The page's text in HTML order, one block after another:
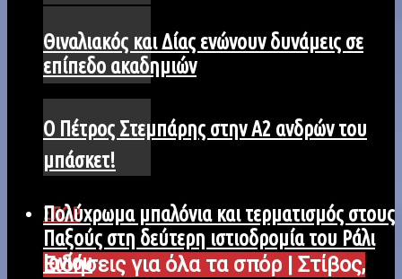
Ο Πέτρος Στεμπάρης στην Α2 ανδρών του
μπάσκετ!
ΣΠΟΡ
Ειδήσεις για όλα τα σπόρ | Στίβος,
Θιναλιακός και Δίας ενώνουν δυνάμεις σε
επίπεδο ακαδημιών
Πολύχρωμα μπαλόνια και τερματισμός στους
Παξούς στη δεύτερη ιστιοδρομία του Ράλι
Ιονίου